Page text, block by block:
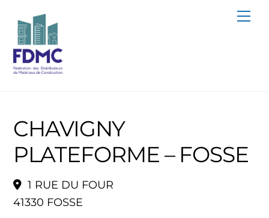
content
CHAVIGNY
PLATEFORME – FOSSE
1 RUE DU FOUR
41330 FOSSE